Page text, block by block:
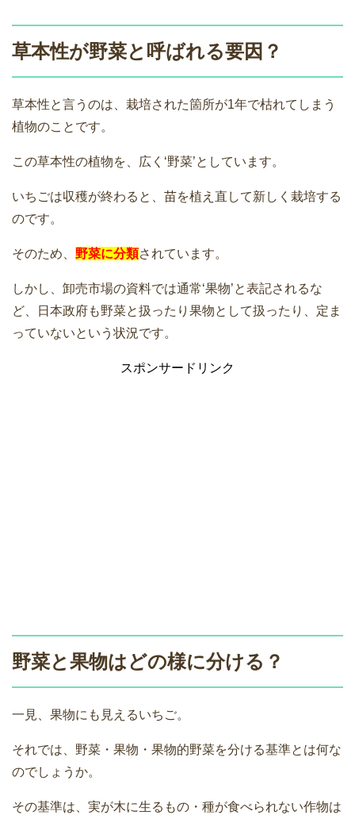
草本性が野菜と呼ばれる要因？
草本性と言うのは、栽培された箇所が1年で枯れてしまう
植物のことです。
この草本性の植物を、広く‘野菜’としています。
いちごは収穫が終わると、苗を植え直して新しく栽培する
のです。
そのため、 野菜に分類されています。
しかし、卸売市場の資料では通常‘果物’と表記されるな
ど、日本政府も野菜と扱ったり果物として扱ったり、定ま
っていないという状況です。
スポンサードリンク
野菜と果物はどの様に分ける？
一見、果物にも見えるいちご。
それでは、野菜・果物・果物的野菜を分ける基準とは何な
のでしょうか。
その基準は、実が木に生るもの・種が食べられない作物は